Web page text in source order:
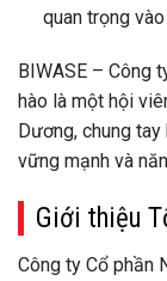
quan trọng
BIWASE – Công
hào là một hội
Dương, chung
vững mạnh và
Giới thiệu
Công ty Cổ phần